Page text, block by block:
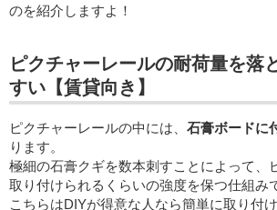
のを紹介しますよ！
ピクチャーレールの耐荷量を落
すい【賃貸向き】
ピクチャーレールの中には、 石膏ボードに
ります。
極細の石膏クギを数本刺すことによって、
取り付けられるくらいの強度を保つ仕組み
こちらはDIYが得意な人なら簡単に取り付